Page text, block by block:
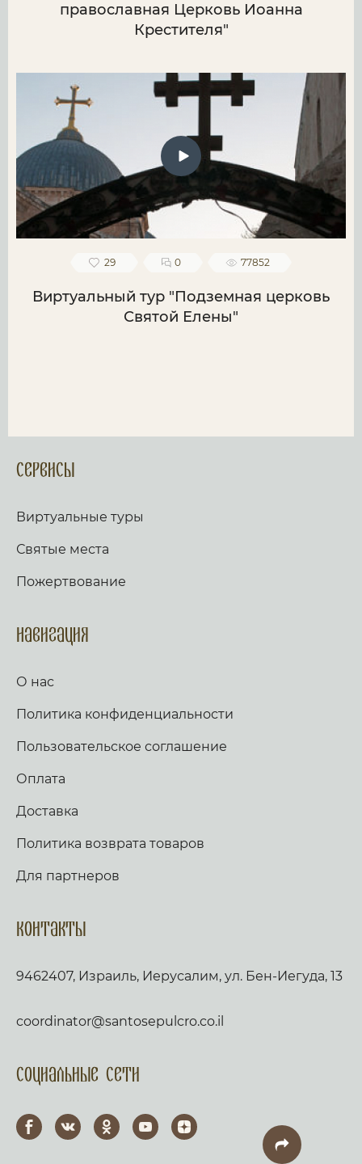
православная Церковь Иоанна
Крестителя"
29 0 77852
Виртуальный тур "Подземная церковь
Святой Елены"
Сервисы
Виртуальные туры
Святые места
Пожертвование
Навигация
О нас
Политика конфиденциальности
Пользовательское соглашение
Оплата
Доставка
Политика возврата товаров
Для партнеров
Контакты
9462407, Израиль, Иерусалим, ул. Бен-Иегуда, 13
coordinator@santosepulcro.co.il
Социальные сети